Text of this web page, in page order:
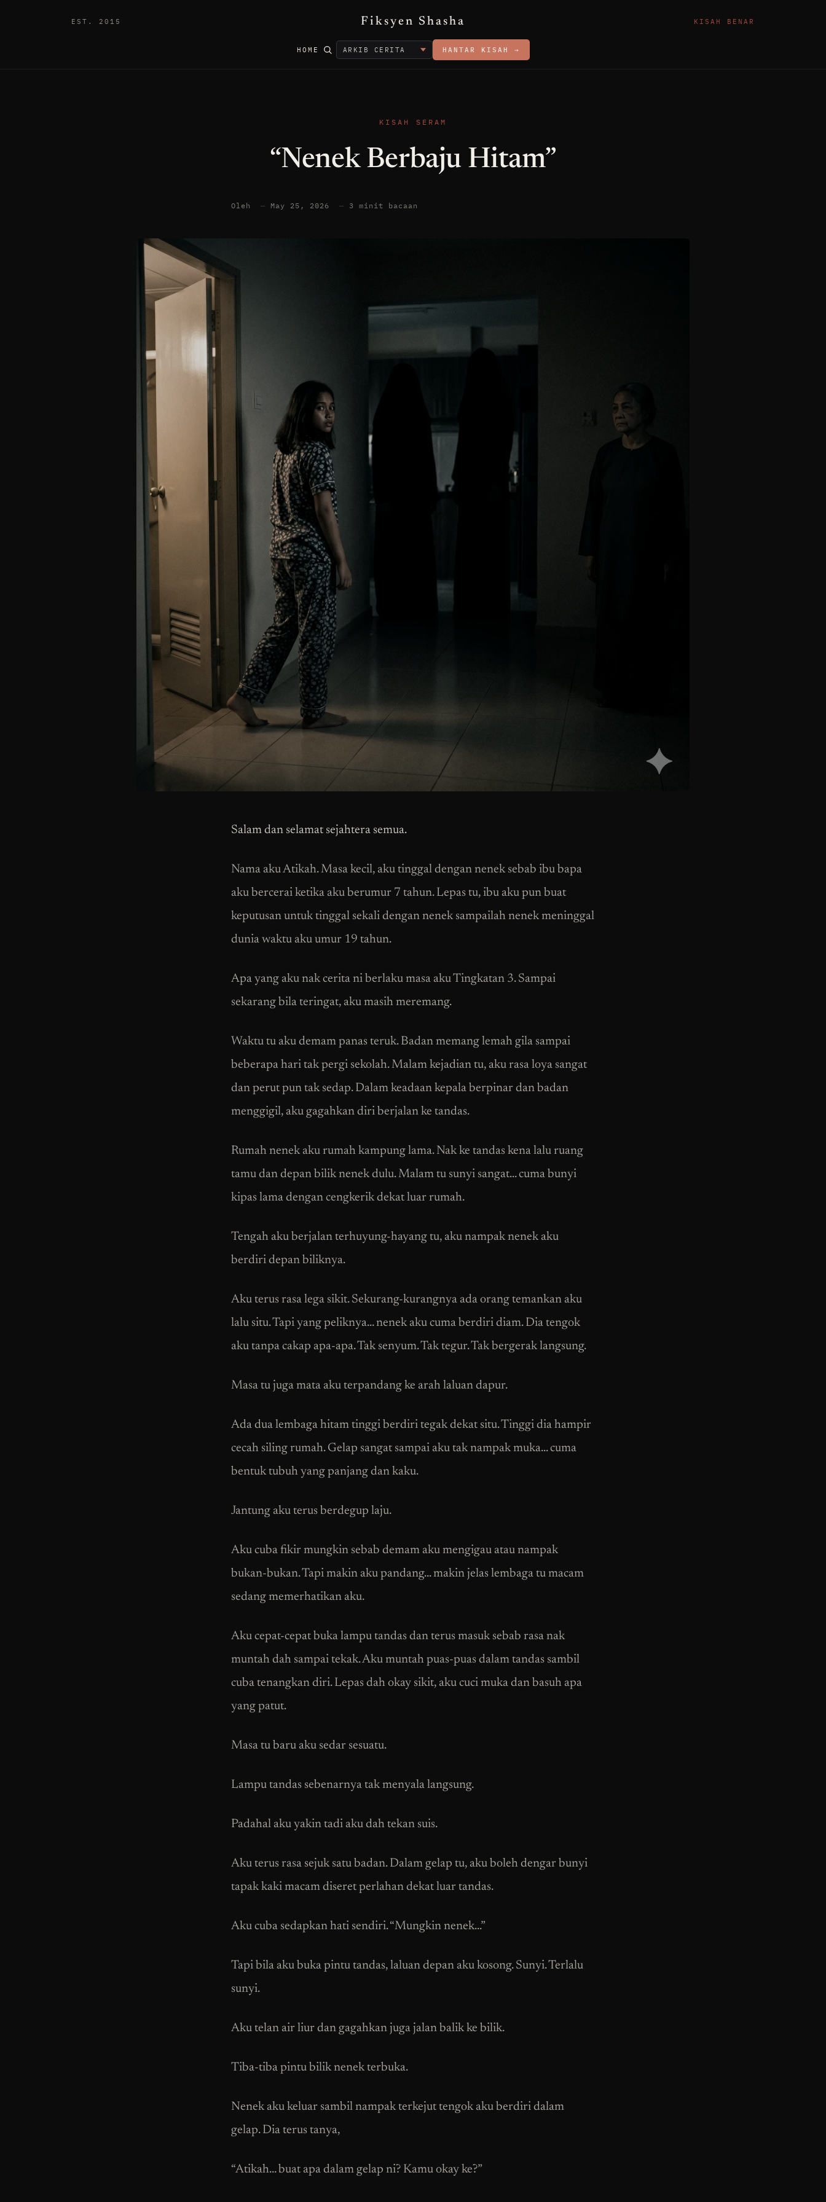
EST. 2015 Fiksyen Shasha KISAH BENAR
HOME HANTAR KISAH →
KISAH SERAM
“Nenek Berbaju Hitam”
Oleh — May 25, 2026 — 3 minit bacaan
Salam dan selamat sejahtera semua.
Nama aku Atikah. Masa kecil, aku tinggal dengan nenek sebab ibu bapa
aku bercerai ketika aku berumur 7 tahun. Lepas tu, ibu aku pun buat
keputusan untuk tinggal sekali dengan nenek sampailah nenek meninggal
dunia waktu aku umur 19 tahun.
Apa yang aku nak cerita ni berlaku masa aku Tingkatan 3. Sampai
sekarang bila teringat, aku masih meremang.
Waktu tu aku demam panas teruk. Badan memang lemah gila sampai
beberapa hari tak pergi sekolah. Malam kejadian tu, aku rasa loya sangat
dan perut pun tak sedap. Dalam keadaan kepala berpinar dan badan
menggigil, aku gagahkan diri berjalan ke tandas.
Rumah nenek aku rumah kampung lama. Nak ke tandas kena lalu ruang
tamu dan depan bilik nenek dulu. Malam tu sunyi sangat… cuma bunyi
kipas lama dengan cengkerik dekat luar rumah.
Tengah aku berjalan terhuyung-hayang tu, aku nampak nenek aku
berdiri depan biliknya.
Aku terus rasa lega sikit. Sekurang-kurangnya ada orang temankan aku
lalu situ. Tapi yang peliknya… nenek aku cuma berdiri diam. Dia tengok
aku tanpa cakap apa-apa. Tak senyum. Tak tegur. Tak bergerak langsung.
Masa tu juga mata aku terpandang ke arah laluan dapur.
Ada dua lembaga hitam tinggi berdiri tegak dekat situ. Tinggi dia hampir
cecah siling rumah. Gelap sangat sampai aku tak nampak muka… cuma
bentuk tubuh yang panjang dan kaku.
Jantung aku terus berdegup laju.
Aku cuba fikir mungkin sebab demam aku mengigau atau nampak
bukan-bukan. Tapi makin aku pandang… makin jelas lembaga tu macam
sedang memerhatikan aku.
Aku cepat-cepat buka lampu tandas dan terus masuk sebab rasa nak
muntah dah sampai tekak. Aku muntah puas-puas dalam tandas sambil
cuba tenangkan diri. Lepas dah okay sikit, aku cuci muka dan basuh apa
yang patut.
Masa tu baru aku sedar sesuatu.
Lampu tandas sebenarnya tak menyala langsung.
Padahal aku yakin tadi aku dah tekan suis.
Aku terus rasa sejuk satu badan. Dalam gelap tu, aku boleh dengar bunyi
tapak kaki macam diseret perlahan dekat luar tandas.
Aku cuba sedapkan hati sendiri. “Mungkin nenek…”
Tapi bila aku buka pintu tandas, laluan depan aku kosong. Sunyi. Terlalu
sunyi.
Aku telan air liur dan gagahkan juga jalan balik ke bilik.
Tiba-tiba pintu bilik nenek terbuka.
Nenek aku keluar sambil nampak terkejut tengok aku berdiri dalam
gelap. Dia terus tanya,
“Atikah… buat apa dalam gelap ni? Kamu okay ke?”